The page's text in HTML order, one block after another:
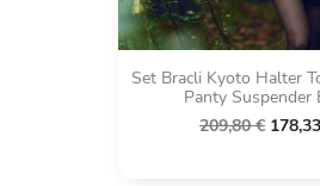
Set Bracli Kyoto Halter
Panty Suspender
209,80 €